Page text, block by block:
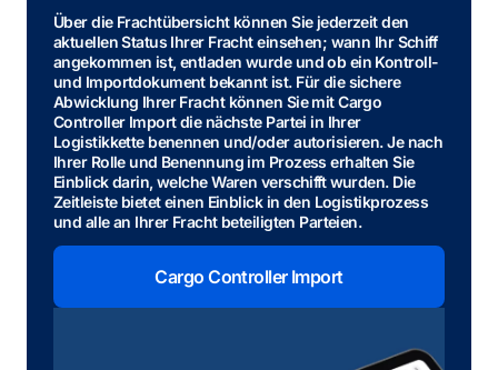
Über die Frachtübersicht können Sie jederzeit den
aktuellen Status Ihrer Fracht einsehen; wann Ihr Schiff
angekommen ist, entladen wurde und ob ein Kontroll-
und Importdokument bekannt ist. Für die sichere
Abwicklung Ihrer Fracht können Sie mit Cargo
Controller Import die nächste Partei in Ihrer
Logistikkette benennen und/oder autorisieren. Je nach
Ihrer Rolle und Benennung im Prozess erhalten Sie
Einblick darin, welche Waren verschifft wurden. Die
Zeitleiste bietet einen Einblick in den Logistikprozess
und alle an Ihrer Fracht beteiligten Parteien.
Cargo Controller Import